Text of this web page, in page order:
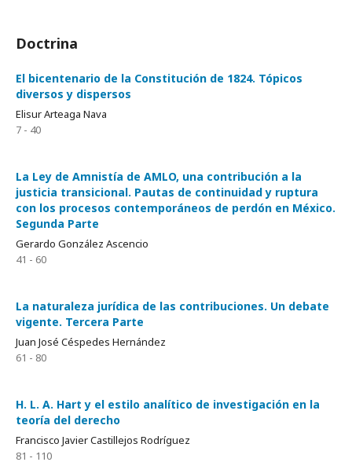
Doctrina
El bicentenario de la Constitución de 1824. Tópicos
diversos y dispersos
Elisur Arteaga Nava
7 - 40
La Ley de Amnistía de AMLO, una contribución a la
justicia transicional. Pautas de continuidad y ruptura
con los procesos contemporáneos de perdón en México.
Segunda Parte
Gerardo González Ascencio
41 - 60
La naturaleza jurídica de las contribuciones. Un debate
vigente. Tercera Parte
Juan José Céspedes Hernández
61 - 80
H. L. A. Hart y el estilo analítico de investigación en la
teoría del derecho
Francisco Javier Castillejos Rodríguez
81 - 110